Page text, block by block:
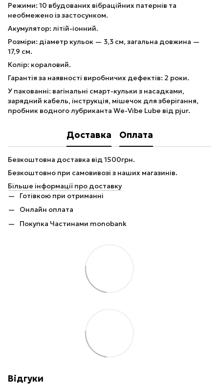
Режими: 10 вбудованих вібраційних патернів та
необмежено із застосунком.
Акумулятор: літій-іонний.
Розміри: діаметр кульок — 3,3 см, загальна довжина —
17,9 см.
Колір: кораловий.
Гарантія за наявності виробничих дефектів: 2 роки.
У пакованні: вагінальні смарт-кульки з насадками,
зарядний кабель, інструкція, мішечок для зберігання,
пробник водного лубриканта We-Vibe Lube від pjur.
Доставка Оплата
Безкоштовна доставка від 1500грн.
Безкоштовно при самовивозі з наших магазинів.
Більше інформації про доставку
Готівкою при отриманні
Онлайн оплата
Покупка Частинами monobank
Відгуки